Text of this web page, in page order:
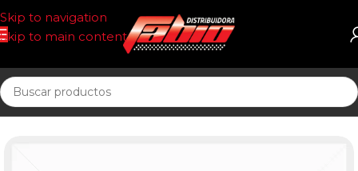
Skip to navigation
Skip to main content
Inicio ACEITE